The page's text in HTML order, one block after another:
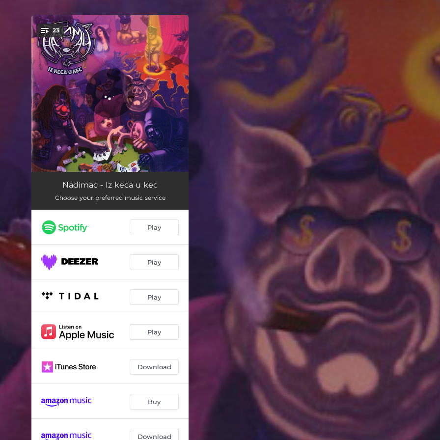
You're all set!
23
Metal je rat
Hedshat u glavu 02:16
Zlo i naopako 02:37
Dlake na sapunu 05:09
Usro si motku 02:39
Trece oko 02:44
Hrani babu da te ujede 04:01
04:41
03:07
Izmedju dve vatre 03:10
Samo kec 02:34
Udri pseto 02:19
Nadimac - Iz keca u kec
Choose your preferred music service
Play
Play
Play
Play
Download
Buy
Download